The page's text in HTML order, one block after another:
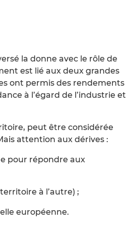
la donne avec le rôle de
est lié aux deux grandes
ont permis des rendements
à l’égard de l’industrie et
peut être considérée
attention aux dérives :
pour répondre aux
à l’autre) ;
européenne.